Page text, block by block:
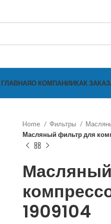
ГЛАВНАЯО КОМПАНИИКАК
Home Фильтры
Масляный фильтр для
1909104